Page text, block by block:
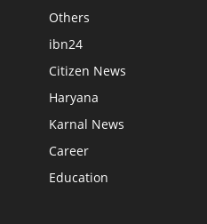
Others
ibn24
Citizen News
Haryana
Karnal News
Career
Education